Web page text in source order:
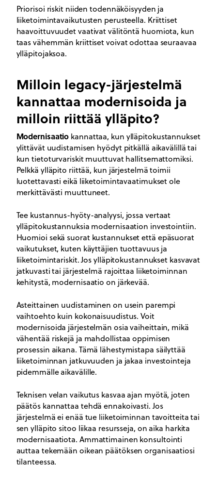
Priorisoi riskit niiden todennäköisyyden ja
liiketoimintavaikutusten perusteella. Kriittiset
haavoittuvuudet vaativat välitöntä huomiota, kun
taas vähemmän kriittiset voivat odottaa seuraavaa
ylläpitojaksoa.
Milloin legacy-järjestelmä
kannattaa modernisoida ja
milloin riittää ylläpito?
Modernisaatio kannattaa, kun ylläpitokustannukset
ylittävät uudistamisen hyödyt pitkällä aikavälillä tai
kun tietoturvariskit muuttuvat hallitsemattomiksi.
Pelkkä ylläpito riittää, kun järjestelmä toimii
luotettavasti eikä liiketoimintavaatimukset ole
merkittävästi muuttuneet.
Tee kustannus-hyöty-analyysi, jossa vertaat
ylläpitokustannuksia modernisaation investointiin.
Huomioi sekä suorat kustannukset että epäsuorat
vaikutukset, kuten käyttäjien tuottavuus ja
liiketoimintariskit. Jos ylläpitokustannukset kasvavat
jatkuvasti tai järjestelmä rajoittaa liiketoiminnan
kehitystä, modernisaatio on järkevää.
Asteittainen uudistaminen on usein parempi
vaihtoehto kuin kokonaisuudistus. Voit
modernisoida järjestelmän osia vaiheittain, mikä
vähentää riskejä ja mahdollistaa oppimisen
prosessin aikana. Tämä lähestymistapa säilyttää
liiketoiminnan jatkuvuuden ja jakaa investointeja
pidemmälle aikavälille.
Teknisen velan vaikutus kasvaa ajan myötä, joten
päätös kannattaa tehdä ennakoivasti. Jos
järjestelmä ei enää tue liiketoiminnan tavoitteita tai
sen ylläpito sitoo liikaa resursseja, on aika harkita
modernisaatiota. Ammattimainen konsultointi
auttaa tekemään oikean päätöksen organisaatiosi
tilanteessa.